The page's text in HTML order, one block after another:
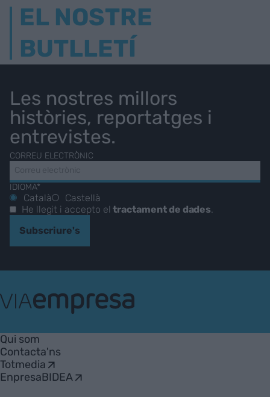
EL NOSTRE
BUTLLETÍ
Les nostres millors
històries, reportatges i
entrevistes.
CORREU ELECTRÒNIC
IDIOMA*
Català
Castellà
He llegit i accepto eltractament de dades.
Subscriure's
Empresa
Qui som
Contacta'ns
Totmedia
EnpresaBIDEA